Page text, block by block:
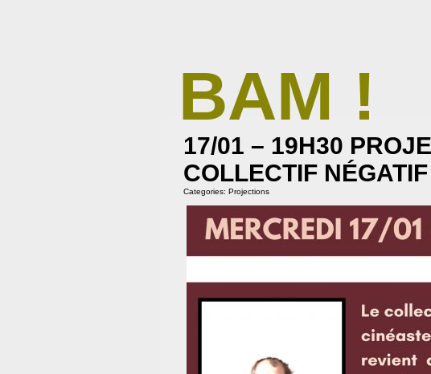
BAM !
17/01 – 19H30
COLLECTIF NÉGATIF
Categories: Projections